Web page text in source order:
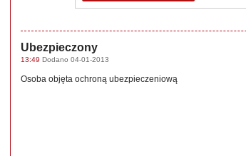
Ubezpieczony
13:49 Dodano 04-01-2013
Osoba objęta ochroną ubezpieczeniową